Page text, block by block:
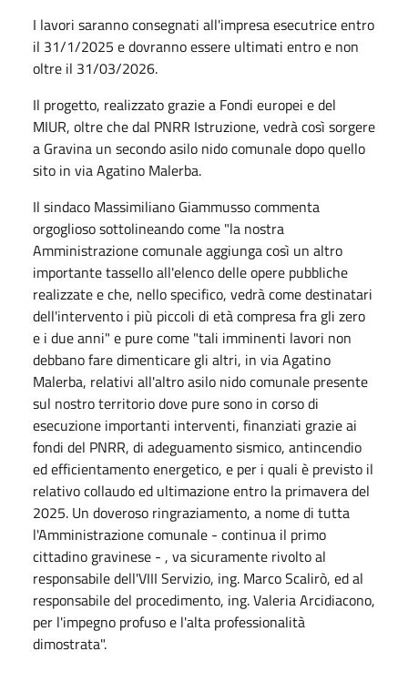
I lavori saranno consegnati all'impresa esecutrice entro
il 31/1/2025 e dovranno essere ultimati entro e non
oltre il 31/03/2026.
Il progetto, realizzato grazie a Fondi europei e del
MIUR, oltre che dal PNRR Istruzione, vedrà così sorgere
a Gravina un secondo asilo nido comunale dopo quello
sito in via Agatino Malerba.
Il sindaco Massimiliano Giammusso commenta
orgoglioso sottolineando come "la nostra
Amministrazione comunale aggiunga così un altro
importante tassello all'elenco delle opere pubbliche
realizzate e che, nello specifico, vedrà come destinatari
dell'intervento i più piccoli di età compresa fra gli zero
e i due anni" e pure come "tali imminenti lavori non
debbano fare dimenticare gli altri, in via Agatino
Malerba, relativi all'altro asilo nido comunale presente
sul nostro territorio dove pure sono in corso di
esecuzione importanti interventi, finanziati grazie ai
fondi del PNRR, di adeguamento sismico, antincendio
ed efficientamento energetico, e per i quali è previsto il
relativo collaudo ed ultimazione entro la primavera del
2025. Un doveroso ringraziamento, a nome di tutta
l'Amministrazione comunale - continua il primo
cittadino gravinese - , va sicuramente rivolto al
responsabile dell'VIII Servizio, ing. Marco Scalirò, ed al
responsabile del procedimento, ing. Valeria Arcidiacono,
per l'impegno profuso e l'alta professionalità
dimostrata".